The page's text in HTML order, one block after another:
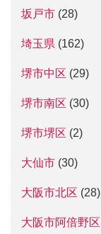
坂戸市 (28)
埼玉県 (162)
堺市中区 (29)
堺市南区 (30)
堺市堺区 (2)
大仙市 (30)
大阪市北区 (28)
大阪市阿倍野区